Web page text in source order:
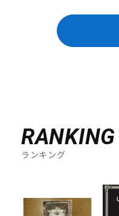
RANKING
ランキング